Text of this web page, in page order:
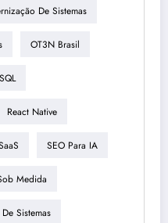
De Sistemas
OT3N Brasil
React Native
SEO Para IA
Medida
Sistemas